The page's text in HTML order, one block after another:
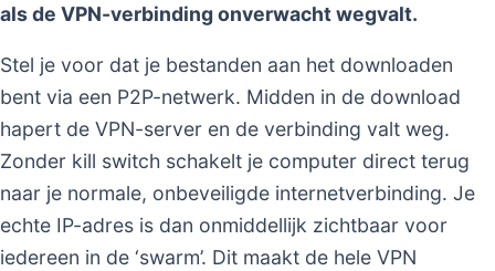
als de VPN-verbinding onverwacht wegvalt.
Stel je voor dat je bestanden aan het downloaden
bent via een P2P-netwerk. Midden in de download
hapert de VPN-server en de verbinding valt weg.
Zonder kill switch schakelt je computer direct terug
naar je normale, onbeveiligde internetverbinding. Je
echte IP-adres is dan onmiddellijk zichtbaar voor
iedereen in de ‘swarm’. Dit maakt de hele VPN